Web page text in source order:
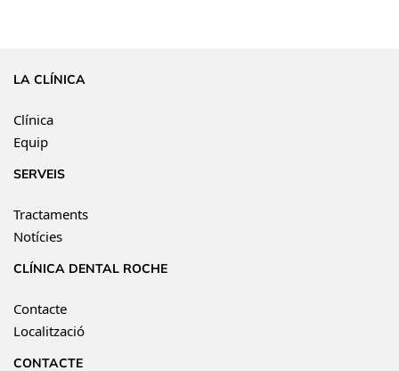
LA CLÍNICA
Clínica
Equip
SERVEIS
Tractaments
Notícies
CLÍNICA DENTAL ROCHE
Contacte
Localització
CONTACTE